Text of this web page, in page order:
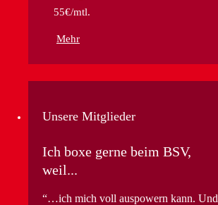
55€/mtl.
Mehr
Unsere Mitglieder
Ich boxe gerne beim BSV,
weil...
…ich mich voll auspowern kann. Und